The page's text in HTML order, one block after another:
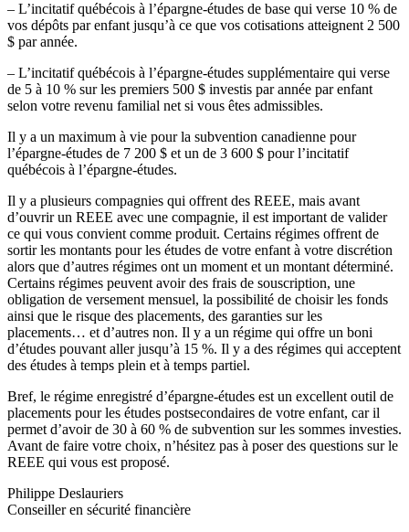
– L’incitatif québécois à l’épargne-études de base qui verse 10 % de
vos dépôts par enfant jusqu’à ce que vos cotisations atteignent 2 500
$ par année.
– L’incitatif québécois à l’épargne-études supplémentaire qui verse
de 5 à 10 % sur les premiers 500 $ investis par année par enfant
selon votre revenu familial net si vous êtes admissibles.
Il y a un maximum à vie pour la subvention canadienne pour
l’épargne-études de 7 200 $ et un de 3 600 $ pour l’incitatif
québécois à l’épargne-études.
Il y a plusieurs compagnies qui offrent des REEE, mais avant
d’ouvrir un REEE avec une compagnie, il est important de valider
ce qui vous convient comme produit. Certains régimes offrent de
sortir les montants pour les études de votre enfant à votre discrétion
alors que d’autres régimes ont un moment et un montant déterminé.
Certains régimes peuvent avoir des frais de souscription, une
obligation de versement mensuel, la possibilité de choisir les fonds
ainsi que le risque des placements, des garanties sur les
placements… et d’autres non. Il y a un régime qui offre un boni
d’études pouvant aller jusqu’à 15 %. Il y a des régimes qui acceptent
des études à temps plein et à temps partiel.
Bref, le régime enregistré d’épargne-études est un excellent outil de
placements pour les études postsecondaires de votre enfant, car il
permet d’avoir de 30 à 60 % de subvention sur les sommes investies.
Avant de faire votre choix, n’hésitez pas à poser des questions sur le
REEE qui vous est proposé.
Philippe Deslauriers
Conseiller en sécurité financière